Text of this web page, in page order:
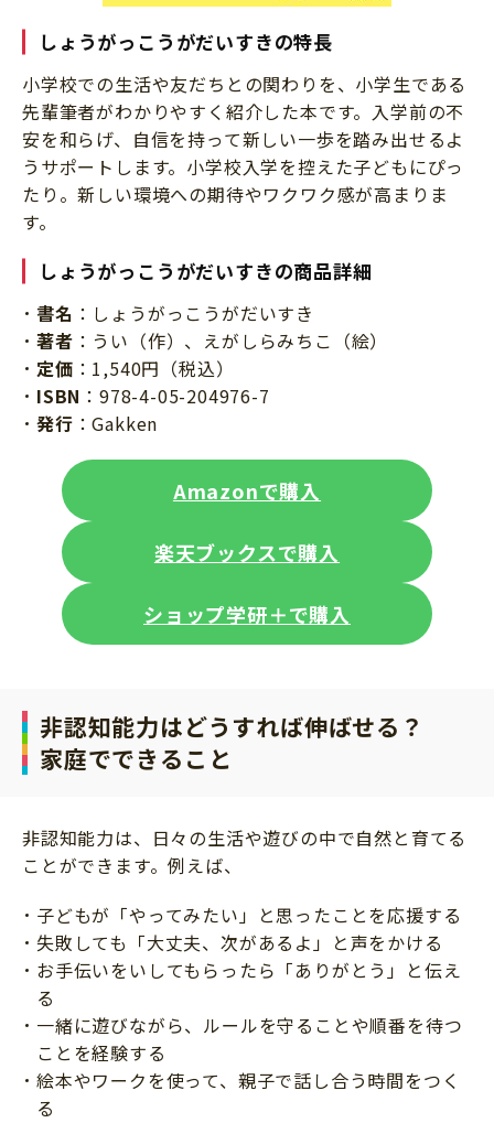
しょうがっこうがだいすきの特長
小学校での生活や友だちとの関わりを、小学生である
先輩筆者がわかりやすく紹介した本です。入学前の不
安を和らげ、自信を持って新しい一歩を踏み出せるよ
うサポートします。小学校入学を控えた子どもにぴっ
たり。新しい環境への期待やワクワク感が高まりま
す。
しょうがっこうがだいすきの商品詳細
書名 ：しょうがっこうがだいすき
著者 ：うい（作）、えがしらみちこ（絵）
定価 ：1,540円（税込）
ISBN ：978-4-05-204976-7
発行 ：Gakken
Amazonで購入
楽天ブックスで購入
ショップ学研＋で購入
非認知能力はどうすれば伸ばせる？
家庭でできること
非認知能力は、日々の生活や遊びの中で自然と育てる
ことができます。例えば、
子どもが「やってみたい」と思ったことを応援する
失敗しても「大丈夫、次があるよ」と声をかける
お手伝いをいしてもらったら「ありがとう」と伝え
る
一緒に遊びながら、ルールを守ることや順番を待つ
ことを経験する
絵本やワークを使って、親子で話し合う時間をつく
る